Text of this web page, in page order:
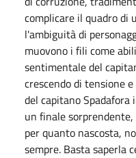
complicare il quadro di
l'ambiguità di
muovono i fili come
sentimentale del
crescendo di tensione
del capitano
un finale
per quanto nascosta,
sempre. Basta saperla